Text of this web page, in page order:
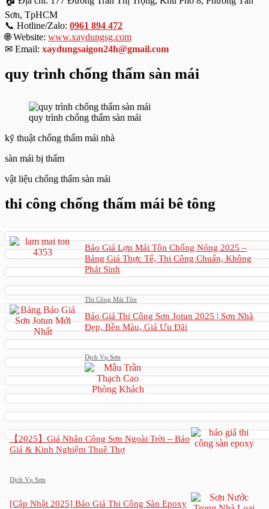
Sơn, TpHCM
📞 Hotline/Zalo: 0961 894 472
🌐 Website: www.xaydungsg.com
✉ Email: xaydungsaigon24h@gmail.com
quy trình chống thấm sàn mái
quy trình chống thấm sàn mái
kỹ thuật chống thấm mái nhà
sàn mái bị thấm
vật liệu chống thấm sàn mái
thi công chống thấm mái bê tông
Báo Giá Lợp Mái Tôn Chống Nóng 2025 –
Bảng Giá Thực Tế, Thi Công Chuẩn, Không
Phát Sinh
Thi Công Mái Tôn
Báo Giá Thi Công Sơn Jotun 2025 | Sơn Nhà
Đẹp, Bền Màu, Giá Ưu Đãi
Dịch Vụ Sơn
【2025】Giá Nhân Công Sơn Ngoài Trời – Báo
Giá & Kinh Nghiệm Thuê Thợ
Dịch Vụ Sơn
[Cập Nhật 2025] Báo Giá Thi Công Sàn Epoxy